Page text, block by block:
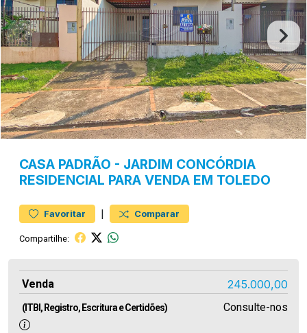
CASA PADRÃO - JARDIM CONCÓRDIA
RESIDENCIAL PARA VENDA EM TOLEDO
Favoritar | Comparar
Compartilhe:
Venda 245.000,00
(ITBI, Registro, Escritura e Certidões) Consulte-nos